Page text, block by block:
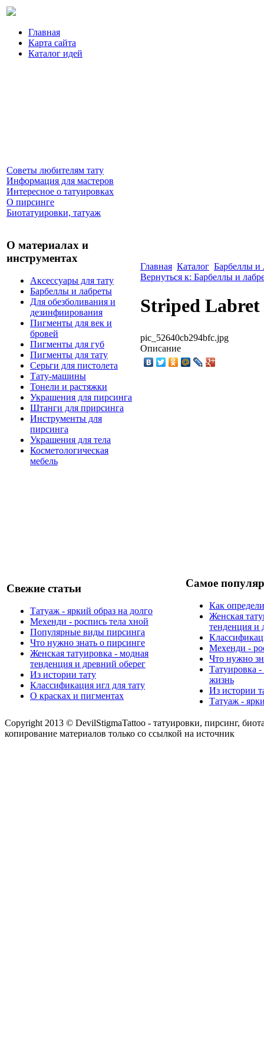
Главная
Карта сайта
Каталог идей
Советы любителям тату
Информация для мастеров
Интересное о татуировках
О пирсинге
Биотатуировки, татуаж
О материалах и
инструментах
Аксессуары для тату
Барбеллы и лабреты
Для обезболивания и
дезинфиирования
Пигменты для век и
бровей
Пигменты для губ
Пигменты для тату
Серьги для пистолета
Тату-машины
Тонели и растяжки
Украшения для пирсинга
Штанги для прирсинга
Инструменты для
пирсинга
Украшения для тела
Косметологическая
мебель
Главная Каталог Барбеллы и
Вернуться к: Барбеллы и
Striped Labret
pic_52640cb294bfc.jpg
Описание
Свежие статьи
Татуаж - яркий образ на долго
Мехенди - роспись тела хной
Популярные виды пирсинга
Что нужно знать о пирсинге
Женская татуировка - модная
тенденция и древний оберег
Из истории тату
Классификация игл для тату
О красках и пигментах
Самое
Как
Женская
тенденция и
Мехенди -
Что нужно
Татуировка
жизнь
Из истории
Татуаж -
Copyright 2013 © DevilStigmaTattoo - татуировки, пирсинг,
копирование материалов только со ссылкой на источник